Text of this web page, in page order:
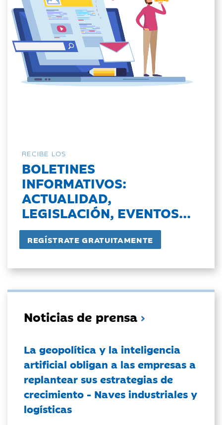
RECIBE LOS
BOLETINES
INFORMATIVOS:
ACTUALIDAD,
LEGISLACIÓN, EVENTOS...
Noticias de prensa
La geopolítica y la inteligencia
artificial obligan a las empresas a
replantear sus estrategias de
crecimiento - Naves industriales y
logísticas